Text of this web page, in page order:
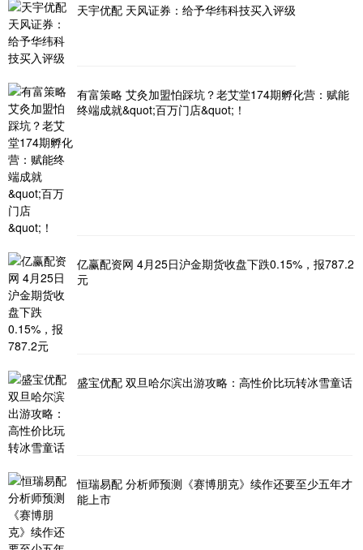
天宇优配 天风证券：给予华纬科技买入评级
有富策略 艾灸加盟怕踩坑？老艾堂174期孵化营：赋能
终端成就&quot;百万门店&quot;！
亿赢配资网 4月25日沪金期货收盘下跌0.15%，报787.2
元
盛宝优配 双旦哈尔滨出游攻略：高性价比玩转冰雪童话
恒瑞易配 分析师预测《赛博朋克》续作还要至少五年才
能上市